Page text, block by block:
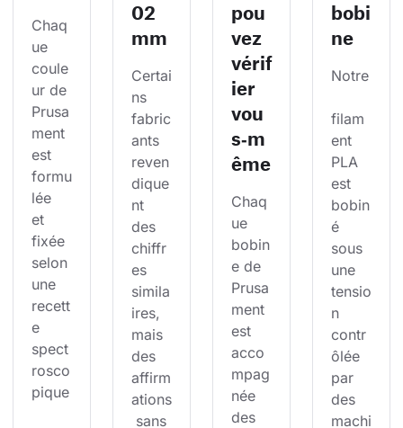
Chaq
ue
coule
ur de
Prusa
ment
est
formu
lée
et
fixée
selon
une
recett
e
spect
rosco
pique
02
mm
Certai
ns
fabric
ants
reven
dique
nt
des
chiffr
es
simila
ires,
mais
des
affirm
ations
sans
pou
vez
vérif
ier
vou
s‑m
ême
Chaq
ue
bobin
e de
Prusa
ment
est
acco
mpag
née
des
bobi
ne
Notre
filam
ent
PLA
est
bobin
é
sous
une
tensio
n
contr
ôlée
par
des
machi